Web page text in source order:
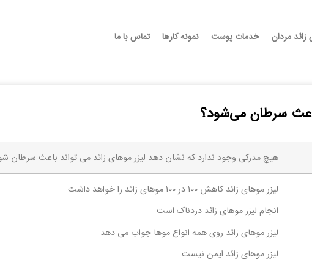
زائد مردان خدمات پوست نمونه کارها تماس با ما
باعث سرطان می‌شود؟
هیچ مدرکی وجود ندارد که نشان دهد لیزر موهای زائد می تواند باعث سرطان
لیزر موهای زائد کاهش 100 در 100 موهای زائد را خواهد داشت
انجام لیزر موهای زائد دردناک است
لیزر موهای زائد روی همه انواع موها جواب می دهد
لیزر موهای زائد ایمن نیست